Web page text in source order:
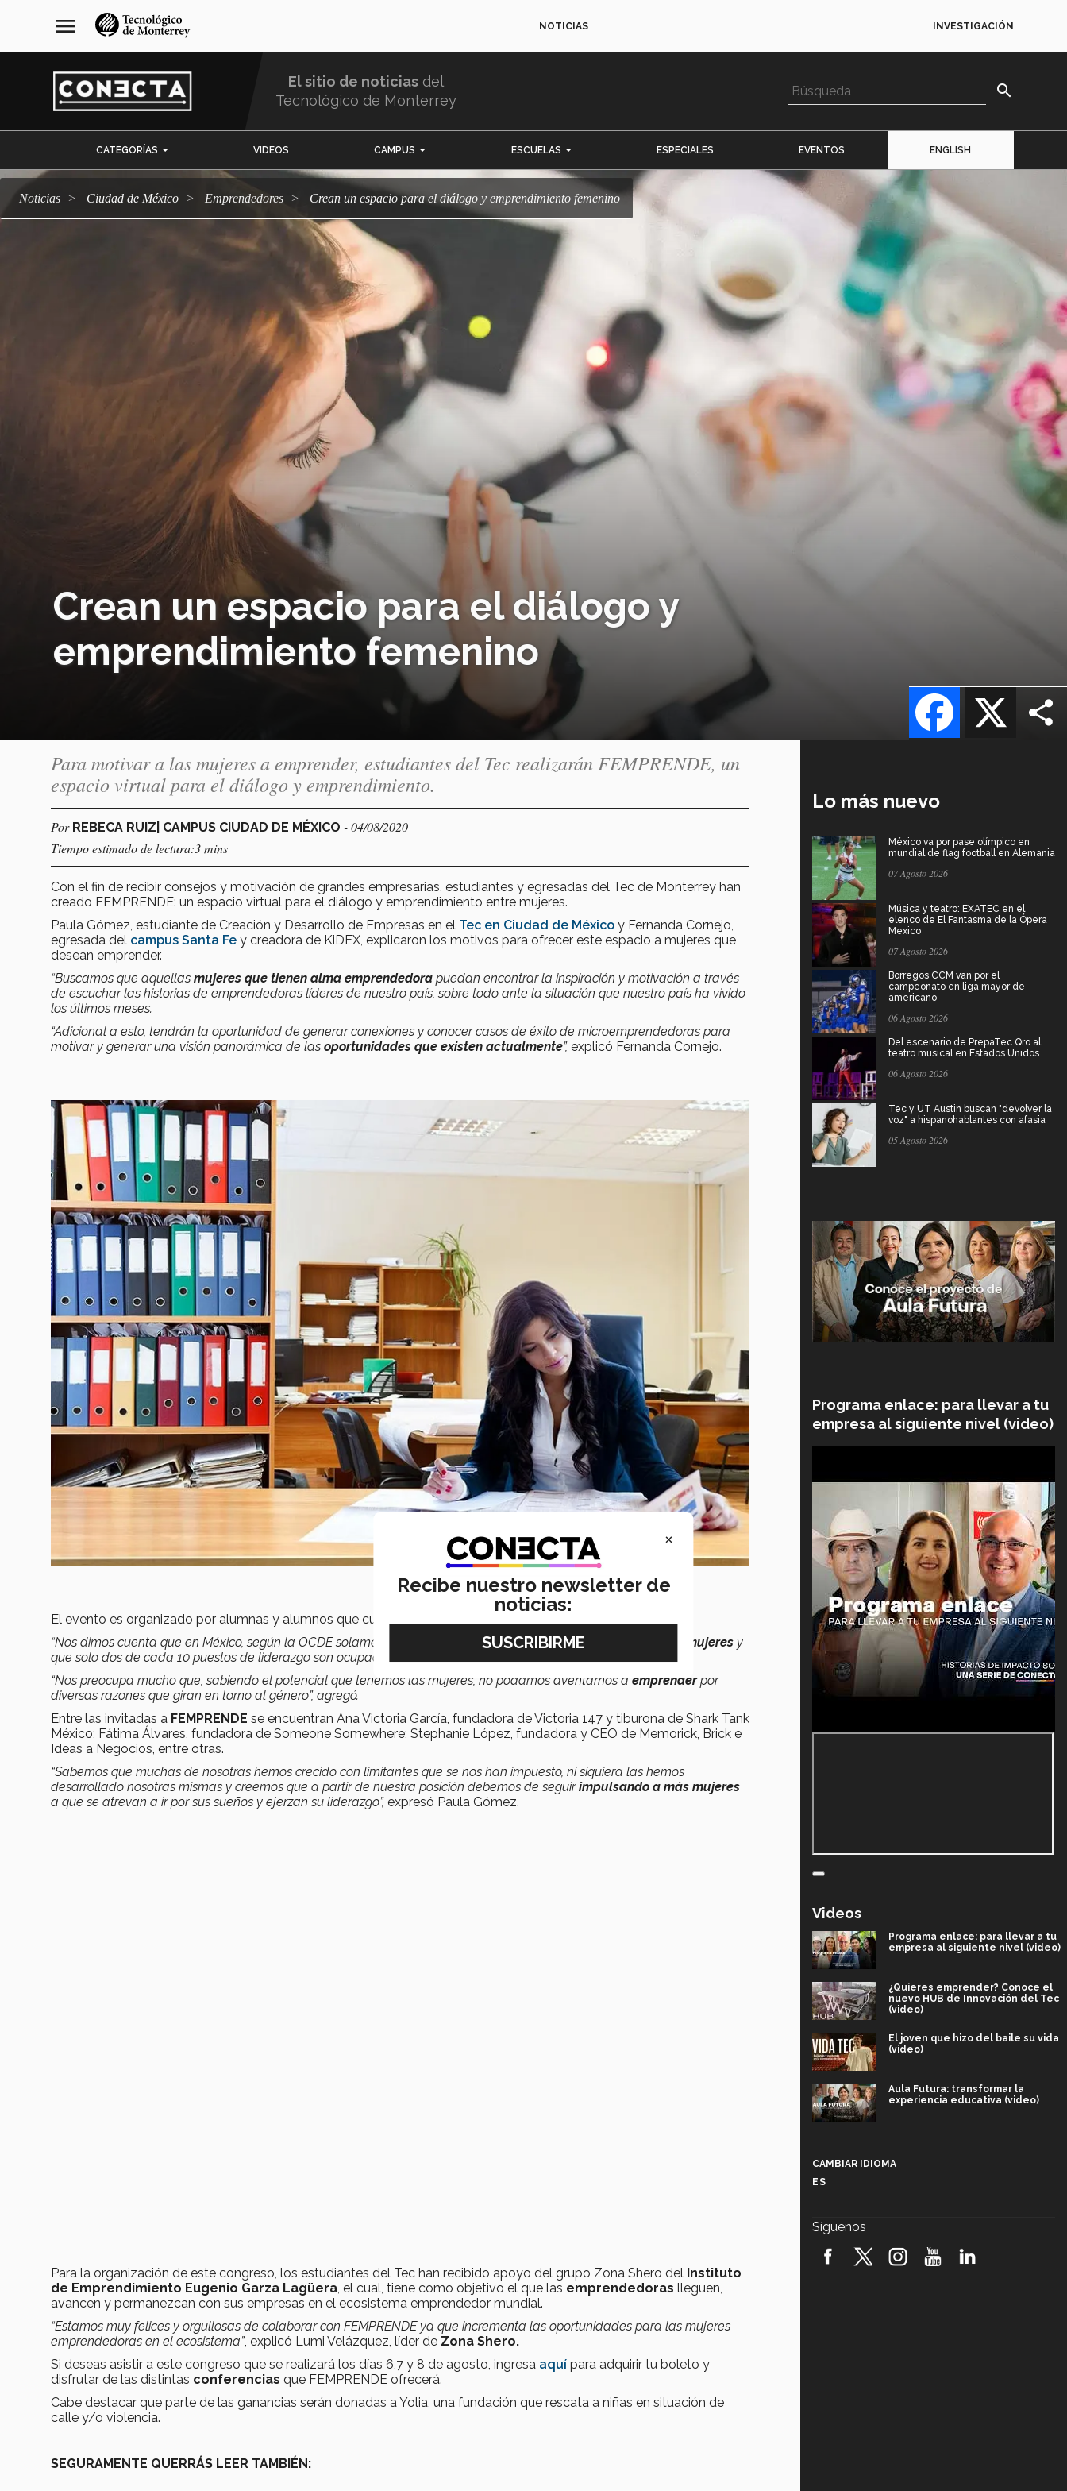
navegación
principal
menu NOTICIAS INVESTIGACIÓN
El sitio de noticias del
Tecnológico de Monterrey
search
CATEGORÍAS VIDEOS CAMPUS ESCUELAS ESPECIALES EVENTOS ENGLISH
Noticias Ciudad de México emprendedores Crean un espacio para el diálogo y emprendimiento femenino
Crean un espacio para el diálogo y
emprendimiento femenino
X
Facebook
Para motivar a las mujeres a emprender, estudiantes del Tec realizarán FEMPRENDE, un
espacio virtual para el diálogo y emprendimiento.
Por REBECA RUIZ| CAMPUS CIUDAD DE MÉXICO - 04/08/2020
Tiempo estimado de lectura:3 mins
Con el fin de recibir consejos y motivación de grandes empresarias, estudiantes y egresadas del Tec de Monterrey han
creado FEMPRENDE: un espacio virtual para el diálogo y emprendimiento entre mujeres.
Paula Gómez, estudiante de Creación y Desarrollo de Empresas en el Tec en Ciudad de México y Fernanda Cornejo,
egresada del campus Santa Fe y creadora de KiDEX, explicaron los motivos para ofrecer este espacio a mujeres que
desean emprender.
“Buscamos que aquellas mujeres que tienen alma emprendedora puedan encontrar la inspiración y motivación a través
de escuchar las historias de emprendedoras líderes de nuestro país, sobre todo ante la situación que nuestro país ha vivido
los últimos meses.
“Adicional a esto, tendrán la oportunidad de generar conexiones y conocer casos de éxito de microemprendedoras para
motivar y generar una visión panorámica de las oportunidades que existen actualmente”, explicó Fernanda Cornejo.
El evento es organizado por alumnas y alumnos que cursan
“Nos dimos cuenta que en México, según la OCDE solamente el 21% de los
emprendimientosson liderados por mujeres y
que solo dos de cada 10 puestos de liderazgo son ocupados por mujeres.
“Nos preocupa mucho que, sabiendo el potencial que tenemos las mujeres, no podamos aventarnos a emprenderpor
diversas razones que giran en torno al género”, agregó.
Entre las invitadas a FEMPRENDE se encuentran Ana Victoria García, fundadora de Victoria 147 y tiburona de Shark Tank
México; Fátima Álvares, fundadora de Someone Somewhere; Stephanie López, fundadora y CEO de Memorick, Brick e
Ideas a Negocios, entre otras.
“Sabemos que muchas de nosotras hemos crecido con limitantes que se nos han impuesto, ni siquiera las hemos
desarrollado nosotras mismas y creemos que a partir de nuestra posición debemos de seguirimpulsando a más mujeres
a que se atrevan a ir por sus sueños y ejerzan su liderazgo”, expresó Paula Gómez.
Para la organización de este congreso, los estudiantes del Tec han recibido apoyo del grupo Zona Shero del Instituto
de Emprendimiento Eugenio Garza Lagüera, el cual, tiene como objetivo el que las emprendedoras lleguen,
avancen y permanezcan con sus empresas en el ecosistema emprendedor mundial.
“Estamos muy felices y orgullosas de colaborar con FEMPRENDE ya que incrementa las oportunidades para las mujeres
emprendedoras en el ecosistema”, explicó Lumi Velázquez, líder de Zona Shero.
Si deseas asistir a este congreso que se realizará los días 6,7 y 8 de agosto, ingresa aquí para adquirir tu boleto y
disfrutar de las distintas conferencias que FEMPRENDE ofrecerá.
Cabe destacar que parte de las ganancias serán donadas a Yolia, una fundación que rescata a niñas en situación de
calle y/o violencia.
SEGURAMENTE QUERRÁS LEER TAMBIÉN:
Lo más nuevo
México va por pase olímpico en
mundial de flag football en Alemania
07 Agosto 2026
Música y teatro: EXATEC en el
elenco de El Fantasma de la Ópera
Mexico
07 Agosto 2026
Borregos CCM van por el
campeonato en liga mayor de
americano
06 Agosto 2026
Del escenario de PrepaTec Qro al
teatro musical en Estados Unidos
06 Agosto 2026
Tec y UT Austin buscan "devolver la
voz" a hispanohablantes con afasia
05 Agosto 2026
Programa enlace: para llevar a tu
empresa al siguiente nivel (video)
Videos
Programa enlace: para llevar a tu
empresa al siguiente nivel (video)
¿Quieres emprender? Conoce el
nuevo HUB de Innovación del Tec
(video)
El joven que hizo del baile su vida
(video)
Aula Futura: transformar la
experiencia educativa (video)
robótica FIRST 2026! (video)
CAMBIAR IDIOMA
ES
Síguenos
×
Recibe nuestro newsletter de
noticias: